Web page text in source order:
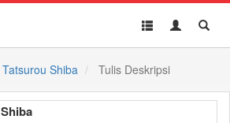
Toggle
Toggle
Tatsurou Shiba Tulis Deskripsi